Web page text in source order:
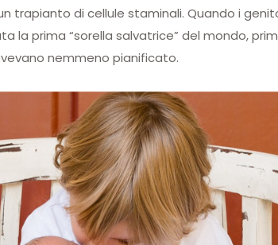
trapianto di cellule staminali. Quando i
la prima “sorella salvatrice” del mondo,
nemmeno pianificato.